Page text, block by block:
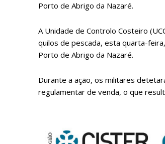
Porto de Abrigo da Nazaré.
A Unidade de Controlo Costeiro
quilos de pescada, esta quarta-
Porto de Abrigo da Nazaré.
Durante a ação, os militares
regulamentar de venda, o que